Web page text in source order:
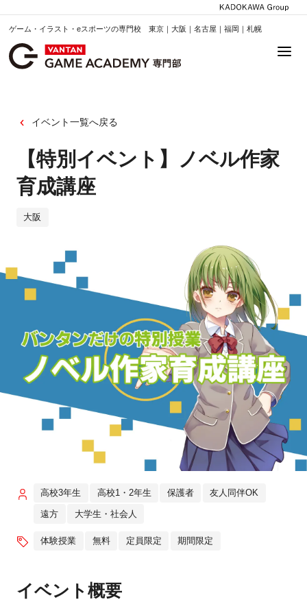
ゲーム・イラスト・eスポーツの専門校 東京｜大阪｜名古屋｜福岡｜札幌
イベント一覧へ戻る
【特別イベント】ノベル作家
育成講座
大阪
高校3年生 高校1・2年生 保護者 友人同伴OK
遠方 大学生・社会人
体験授業 無料 定員限定 期間限定
イベント概要